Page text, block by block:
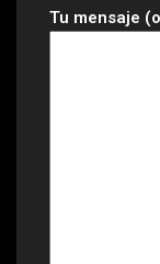
Tu mensaje